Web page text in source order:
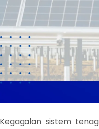
Kegagalan sistem